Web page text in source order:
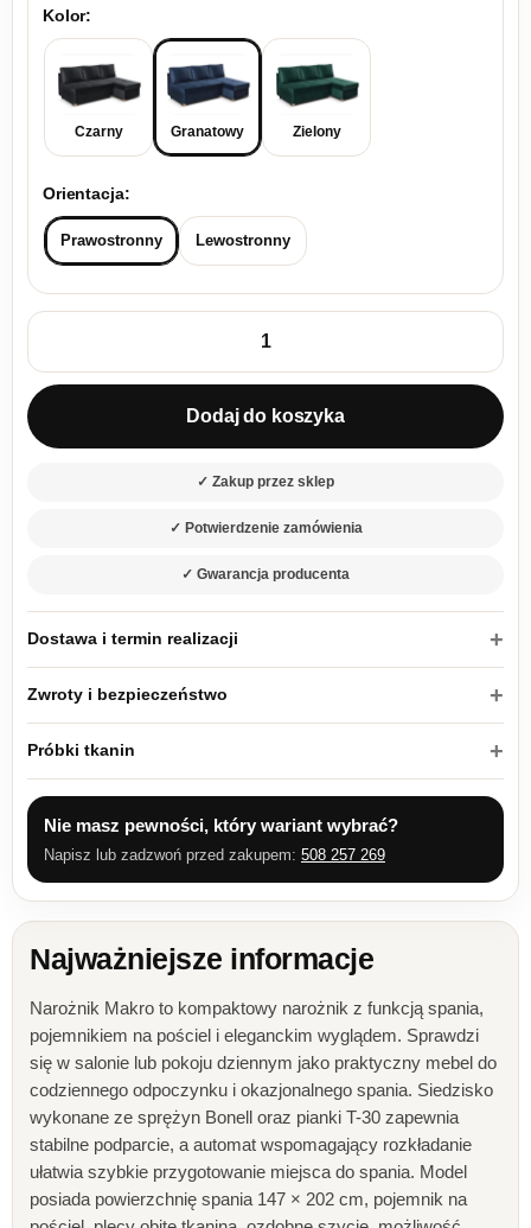
Kolor:
Czarny Granatowy Zielony
Orientacja:
Prawostronny Lewostronny
ilość Narożnik z funkcją spania Makro L-kształtny prawy z
Dodaj do koszyka
✓ Zakup przez sklep
✓ Potwierdzenie zamówienia
✓ Gwarancja producenta
Dostawa i termin realizacji
Zwroty i bezpieczeństwo
Próbki tkanin
Nie masz pewności, który wariant wybrać?
Napisz lub zadzwoń przed zakupem: 508 257 269
Najważniejsze informacje
Narożnik Makro to kompaktowy narożnik z funkcją spania,
pojemnikiem na pościel i eleganckim wyglądem. Sprawdzi
się w salonie lub pokoju dziennym jako praktyczny mebel do
codziennego odpoczynku i okazjonalnego spania. Siedzisko
wykonane ze sprężyn Bonell oraz pianki T-30 zapewnia
stabilne podparcie, a automat wspomagający rozkładanie
ułatwia szybkie przygotowanie miejsca do spania. Model
posiada powierzchnię spania 147 × 202 cm, pojemnik na